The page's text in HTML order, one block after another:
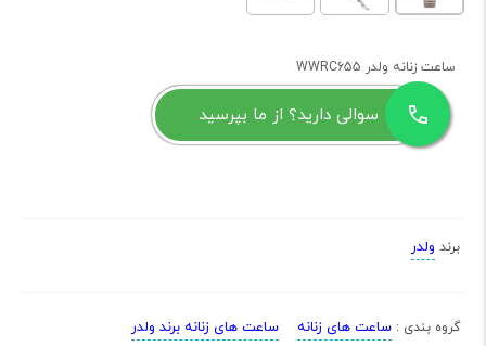
ساعت زنانه ولدر WWRC655
سوالی دارید؟ از ما بپرسید
برند ولدر
گروه بندی : ساعت های زنانه ساعت های زنانه برند ولدر